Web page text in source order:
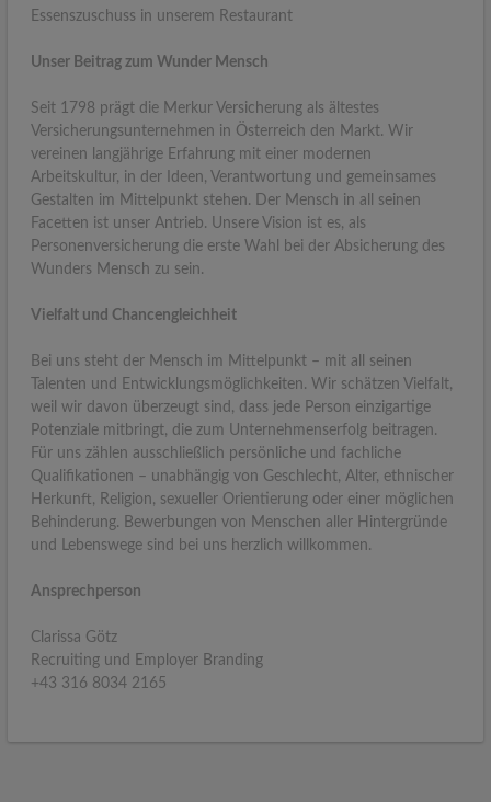
Essenszuschuss in unserem Restaurant
Unser Beitrag zum Wunder Mensch
Seit 1798 prägt die Merkur Versicherung als ältestes
Versicherungsunternehmen in Österreich den Markt. Wir
vereinen langjährige Erfahrung mit einer modernen
Arbeitskultur, in der Ideen, Verantwortung und gemeinsames
Gestalten im Mittelpunkt stehen. Der Mensch in all seinen
Facetten ist unser Antrieb. Unsere Vision ist es, als
Personenversicherung die erste Wahl bei der Absicherung des
Wunders Mensch zu sein.
Vielfalt und Chancengleichheit
Bei uns steht der Mensch im Mittelpunkt – mit all seinen
Talenten und Entwicklungsmöglichkeiten. Wir schätzen Vielfalt,
weil wir davon überzeugt sind, dass jede Person einzigartige
Potenziale mitbringt, die zum Unternehmenserfolg beitragen.
Für uns zählen ausschließlich persönliche und fachliche
Qualifikationen – unabhängig von Geschlecht, Alter, ethnischer
Herkunft, Religion, sexueller Orientierung oder einer möglichen
Behinderung. Bewerbungen von Menschen aller Hintergründe
und Lebenswege sind bei uns herzlich willkommen.
Ansprechperson
Clarissa Götz
Recruiting und Employer Branding
+43 316 8034 2165